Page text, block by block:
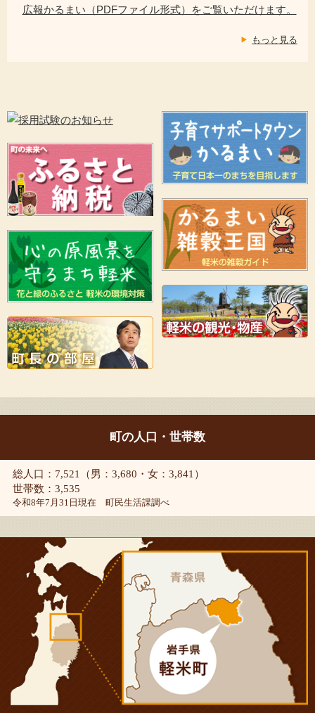
広報かるまい（PDFファイル形式）をご覧いただけます。
もっと見る
町の人口・世帯数
総人口：7,521（男：3,680・女：3,841）
世帯数：3,535
令和8年7月31日現在 町民生活課調べ